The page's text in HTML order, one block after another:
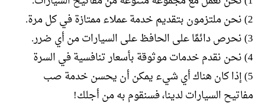
2) نحن ملتزمون بتقديم خدمة عملاء ممتازة في كل مرة.
3) نحرص دائمًا على الحافظ على السيارات من أي ضرر.
4) نحن نقدم خدمات موثوقة بأسعار تنافسية في السرة
5) إذا كان هناك أي شيء يمكن أن يحسن خدمة صب
مفاتيح السيارات لدينا، فسنقوم به من أجلك!